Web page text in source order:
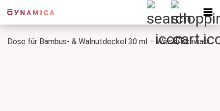
Dose für Bambus- & Walnutdeckel 30 ml – Weiss/Schwarz